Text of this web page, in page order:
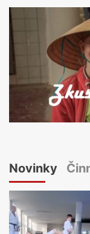
Novinky